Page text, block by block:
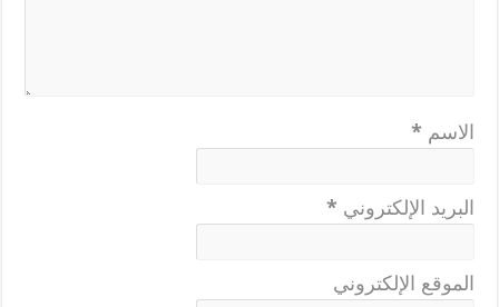
الاسم *
البريد الإلكتروني *
الموقع الإلكتروني